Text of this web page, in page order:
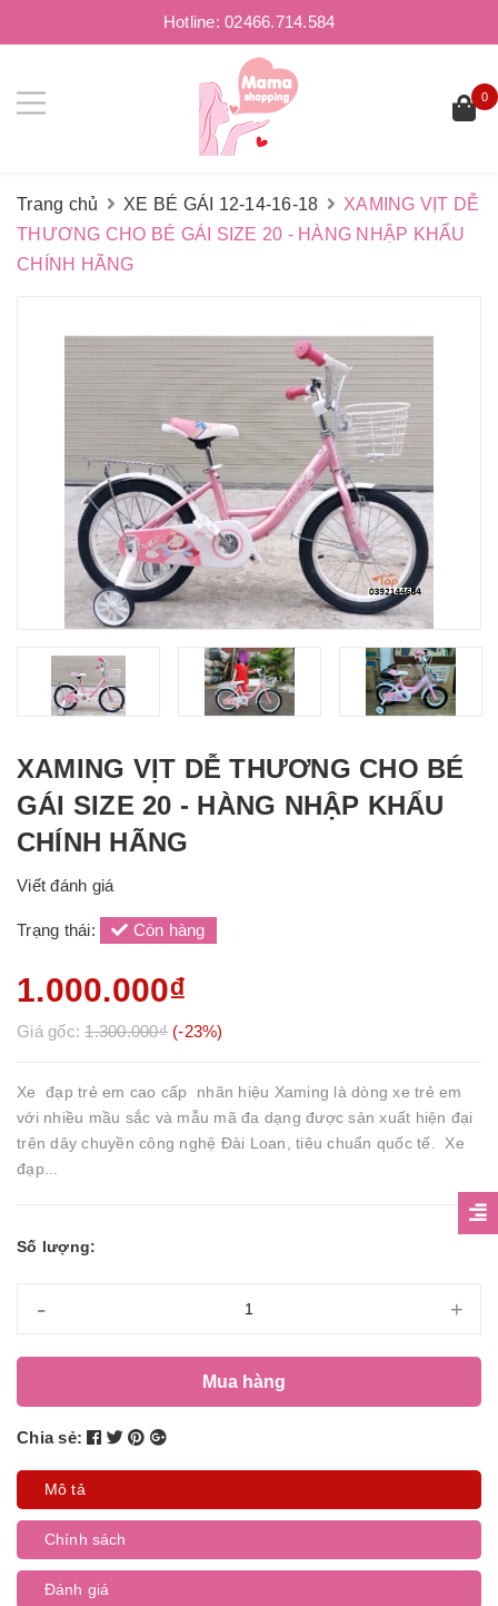
Hotline: 02466.714.584
0
Trang chủ XE BÉ GÁI 12-14-16-18
XAMING VỊT DỄ
THƯƠNG CHO BÉ GÁI SIZE 20 - HÀNG NHẬP KHẨU
CHÍNH HÃNG
XAMING VỊT DỄ THƯƠNG CHO BÉ
GÁI SIZE 20 - HÀNG NHẬP KHẨU
CHÍNH HÃNG
Viết đánh giá
Trạng thái: Còn hàng
1.000.000₫
Giá gốc:1.300.000₫ (-23%)
Xe đạp trẻ em cao cấp nhãn hiệu Xaming là dòng xe trẻ em
với nhiều mầu sắc và mẫu mã đa dạng được sản xuất hiện đại
trên dây chuyền công nghệ Đài Loan, tiêu chuẩn quốc tế. Xe
đạp...
Số lượng:
- +
Mua hàng
Chia sẻ:
Mô tả
Chính sách
Đánh giá